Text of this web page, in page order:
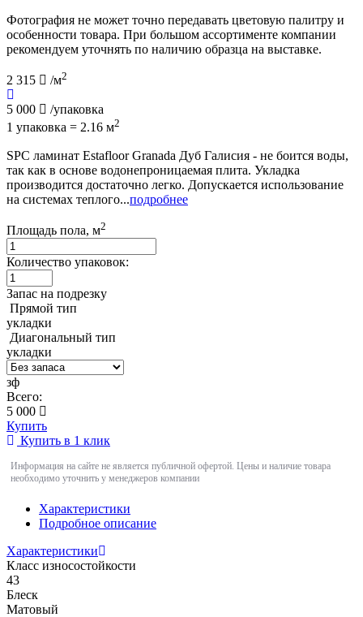
Фотография не может точно передавать цветовую палитру и
особенности товара. При большом ассортименте компании
рекомендуем уточнять по наличию образца на выставке.
2 315 /м2
5 000
/упаковка
1 упаковка = 2.16 м2
SPC ламинат Estafloor Granada Дуб Галисия - не боится воды,
так как в основе водонепроницаемая плита. Укладка
производится достаточно легко. Допускается использование
на системах теплого...подробнее
Площадь пола, м2
Количество упаковок:
Запас на подрезку
Прямой тип
укладки
Диагональный тип
укладки
зф
Всего:
5 000
Купить
Купить в 1 клик
Информация на сайте не является публичной офертой. Цены и наличие товара
необходимо уточнить у менеджеров компании
Характеристики
Подробное описание
Характеристики
Класс износостойкости
43
Блеск
Матовый